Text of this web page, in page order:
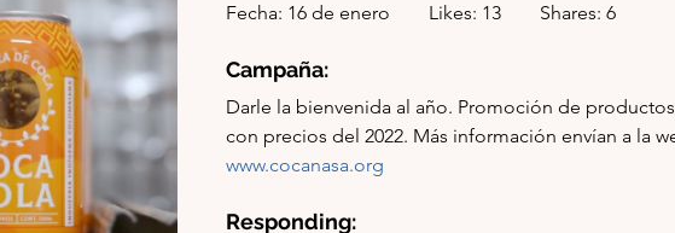
Fecha: 16 de enero        Likes: 13        Shares: 6
Campaña:
Darle la bienvenida al año. Promoción de productos
www.cocanasa.org
Responding: